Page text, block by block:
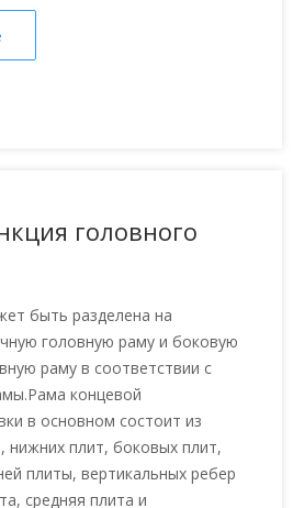
головного
быть разделена на
головную раму и боковую
раму в соответствии с
концевой
в основном состоит из
плит, боковых плит,
плиты, вертикальных ребер
средняя плита и